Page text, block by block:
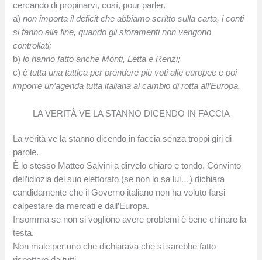
cercando di propinarvi, così, pour parler.
a)non importa il deficit che abbiamo scritto sulla carta, i conti
si fanno alla fine, quando gli sforamenti non vengono
controllati;
b)lo hanno fatto anche Monti, Letta e Renzi;
c)è tutta una tattica per prendere più voti alle europee e poi
imporre un’agenda tutta italiana al cambio di rotta all’Europa.
LA VERITÀ VE LA STANNO DICENDO IN FACCIA
La verità ve la stanno dicendo in faccia senza troppi giri di
parole.
È lo stesso Matteo Salvini a dirvelo chiaro e tondo. Convinto
dell’idiozia del suo elettorato (se non lo sa lui…) dichiara
candidamente che il Governo italiano non ha voluto farsi
calpestare da mercati e dall’Europa.
Insomma se non si vogliono avere problemi è bene chinare la
testa.
Non male per uno che dichiarava che si sarebbe fatto